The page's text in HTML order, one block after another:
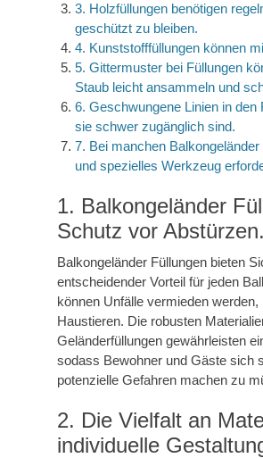
3. Holzfüllungen benötigen
geschützt zu bleiben.
4. Kunststofffüllungen können
5. Gittermuster bei Füllungen
Staub leicht ansammeln und
6. Geschwungene Linien in
sie schwer zugänglich sind.
7. Bei manchen
und spezielles Werkzeug
1. Balkongeländer
Schutz vor Abstürzen.
Balkongeländer Füllungen bieten
entscheidender Vorteil für jeden
können Unfälle vermieden
Haustieren. Die robusten
Geländerfüllungen gewährleisten
sodass Bewohner und Gäste sich
potenzielle Gefahren machen zu
2. Die Vielfalt an
individuelle